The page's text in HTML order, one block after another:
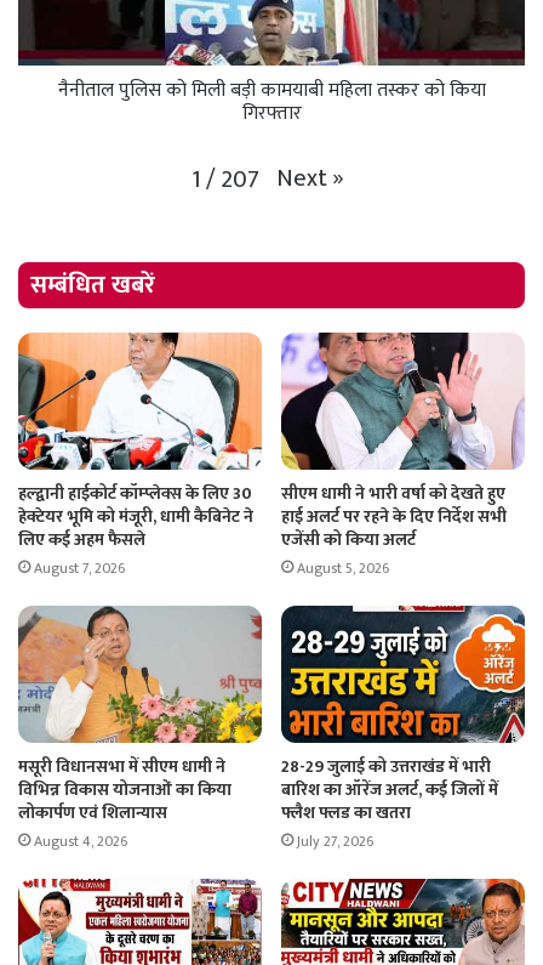
नैनीताल पुलिस को मिली बड़ी कामयाबी महिला तस्कर को किया
गिरफ्तार
1/207 Next»
सम्बंधित खबरें
हल्द्वानी हाईकोर्ट कॉम्प्लेक्स के लिए 30
हेक्टेयर भूमि को मंजूरी, धामी कैबिनेट ने
लिए कई अहम फैसले
August 7, 2026
सीएम धामी ने भारी वर्षा को देखते हुए
हाई अलर्ट पर रहने के दिए निर्देश सभी
एजेंसी को किया अलर्ट
August 5, 2026
मसूरी विधानसभा में सीएम धामी ने
विभिन्न विकास योजनाओं का किया
लोकार्पण एवं शिलान्यास
August 4, 2026
28-29 जुलाई को उत्तराखंड में भारी
बारिश का ऑरेंज अलर्ट, कई जिलों में
फ्लैश फ्लड का खतरा
July 27, 2026